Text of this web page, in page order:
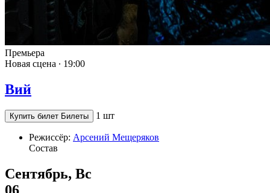
Премьера
Новая сцена ∙ 19:00
Вий
Купить билет Билеты 1 шт
Режиссёр: Арсений Мещеряков
Состав
Сентябрь, Вс